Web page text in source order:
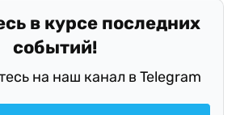
в курсе последних
событий!
на наш канал в Telegram